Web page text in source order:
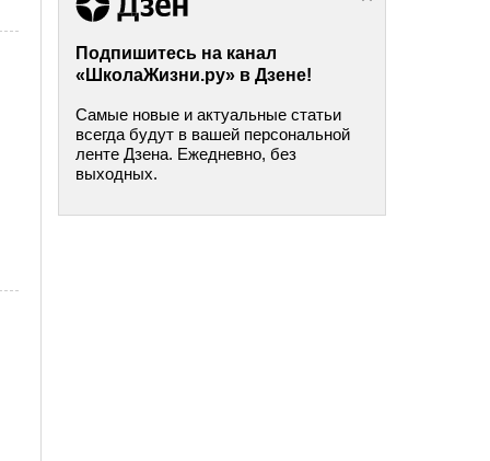
Подпишитесь на канал
«ШколаЖизни.ру» в Дзене!
Самые новые и актуальные статьи
всегда будут в вашей персональной
ленте Дзена. Ежедневно, без
выходных.